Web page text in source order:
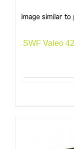
SWF Valeo